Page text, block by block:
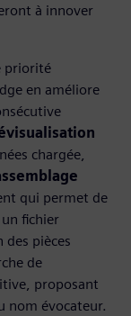
à innover
priorité
en améliore
chargée,
qui permet de
fichier
des pièces
de
proposant
nom évocateur.